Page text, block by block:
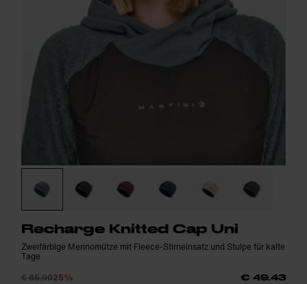
Recharge Knitted Cap Uni
Zweifärbige Merinomütze mit Fleece-Stirneinsatz und Stulpe für kalte
Tage
€ 65.9025% € 49.43